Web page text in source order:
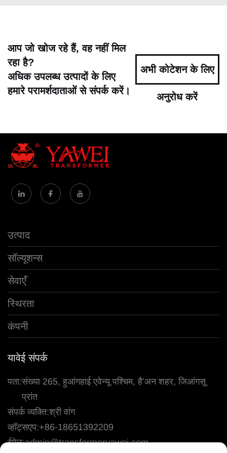
आप जो खोज रहे हैं, वह नहीं मिल
रहा है?
अधिक उपलब्ध उत्पादों के लिए
हमारे परामर्शदाताओं से संपर्क करें।
अभी कोटेशन के लिए
अनुरोध करें
उत्पाद
सॉल्यूशन्स
सेवाएँ
स्थिरता
कंपनी
यावेई संपर्क
पता:संख्या 265, हुआंगहाई एवेन्यू पश्चिम, है’अन शहर, जिआंगसू
प्रांत
संपर्क व्यक्ति:श्री वांग
व्हॉट्सएप:+86-18651392209
ईमेल:admin@transformeryawei.com